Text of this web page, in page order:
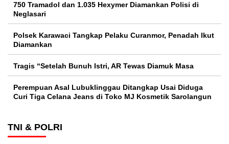
750 Tramadol dan 1.035 Hexymer Diamankan Polisi di
Neglasari
Polsek Karawaci Tangkap Pelaku Curanmor, Penadah Ikut
Diamankan
Tragis “Setelah Bunuh Istri, AR Tewas Diamuk Masa
Perempuan Asal Lubuklinggau Ditangkap Usai Diduga
Curi Tiga Celana Jeans di Toko MJ Kosmetik Sarolangun
TNI & POLRI